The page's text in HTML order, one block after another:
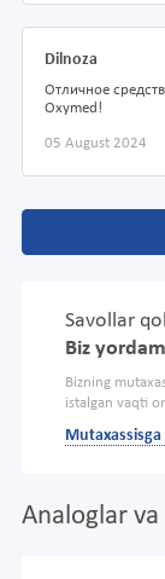
Dilnoza
Отличное
Oxymed!
05 August 2024
Savollar
Biz
Bizning
istalgan vaqti
Analoglar